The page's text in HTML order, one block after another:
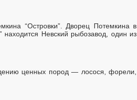
“Островки”. Дворец Потемкина в
находится Невский рыбозавод, один из
ценных пород — лосося, форели,